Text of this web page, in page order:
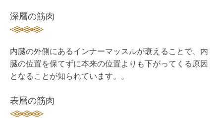
深層の筋肉
内臓の外側にあるインナーマッスルが衰えることで、内
臓の位置を保てずに本来の位置よりも下がってくる原因
となることが知られています。。
表層の筋肉